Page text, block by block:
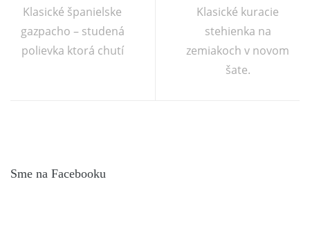
Klasické španielske
gazpacho – studená
polievka ktorá chutí
Klasické kuracie
stehienka na
zemiakoch v novom
šate.
Sme na Facebooku